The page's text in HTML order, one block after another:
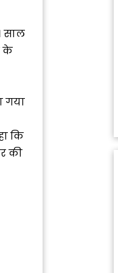
साल
के
गया
कि
की
ने सुनी लोगों की